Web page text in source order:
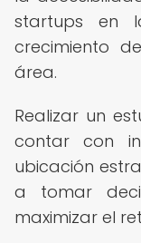
startups en
crecimiento
área.
Realizar un
contar con
ubicación
a tomar
maximizar el